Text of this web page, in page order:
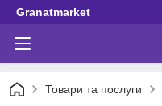
Granatmarket
Товари та послуги